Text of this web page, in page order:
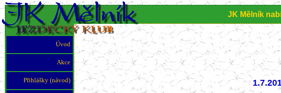
Úvod
Akce
Přihlášky (návod)
JK Mělník